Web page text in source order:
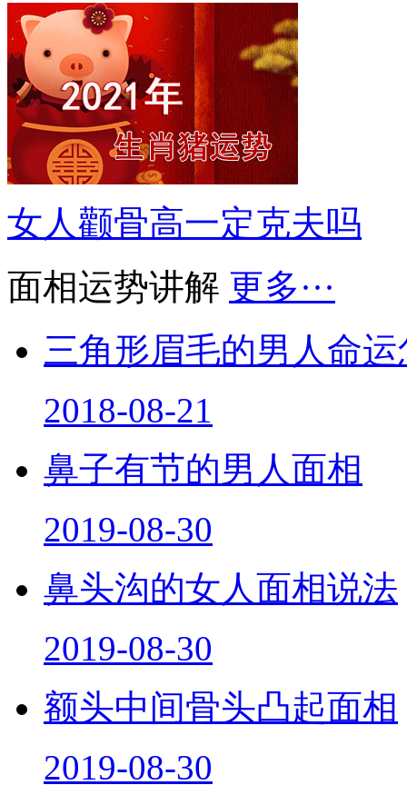
女人颧骨高一定克夫吗
面相运势讲解 更多···
三角形眉毛的男人命
2018-08-21
鼻子有节的男人面相
2019-08-30
鼻头沟的女人面相说法
2019-08-30
额头中间骨头凸起面相
2019-08-30